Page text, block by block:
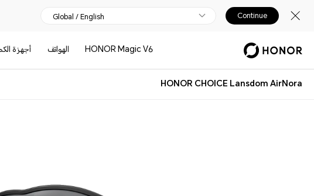
Global / English Continue
HONOR Magic V6 الهواتف أجهزة
HONOR CHOICE Lansdom AirNora